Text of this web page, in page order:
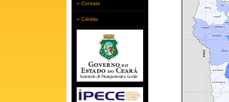
» Contato
» Crédito